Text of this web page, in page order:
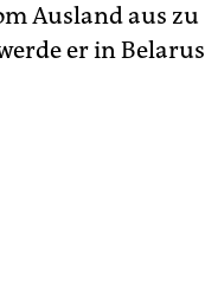
Ausland aus zu
er in Belarus